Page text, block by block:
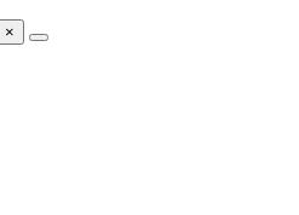
×